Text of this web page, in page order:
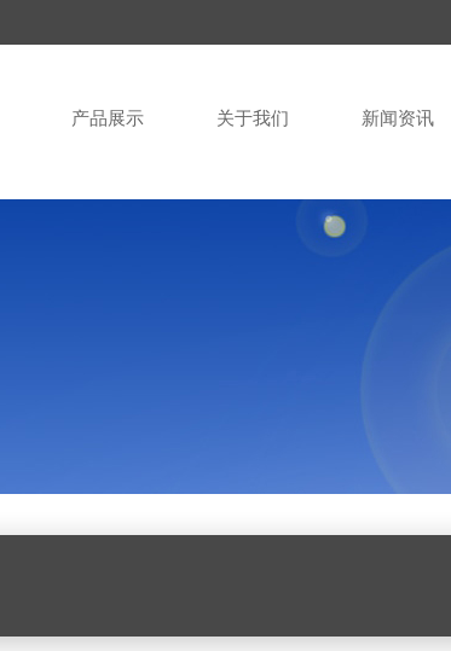
产品展示 关于我们 新闻资讯